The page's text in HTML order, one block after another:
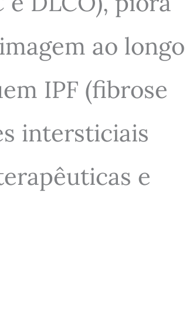
ao longo
IPF (fibrose
intersticiais
e